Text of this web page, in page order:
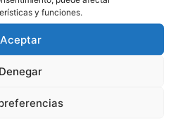
y funciones.
Aceptar
Denegar
canina
electrónica
de corte y rotura